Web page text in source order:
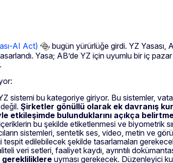
AI Act)
bugün yürürlüğe girdi. YZ Yasası,
Yasa; AB’de YZ için uyumlu bir iç
bu kategoriye giriyor. Bu sistemler,
Şirketler gönüllü olarak ek davranış
etkileşimde bulunduklarını açıkça
bu şekilde etiketlenmesi ve biyometrik
sistemleri, sentetik ses, video, metin ve
edilebilecek şekilde tasarlamaları
veri setleri, faaliyet kaydı, ayrıntılı
gerekliliklereuyması gerekecek. Düzenleyici